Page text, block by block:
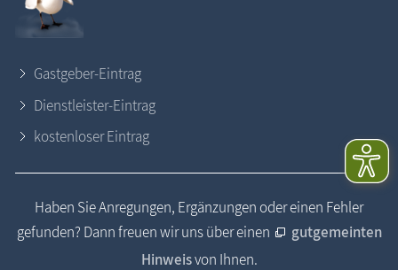
Gastgeber-Eintrag
Dienstleister-Eintrag
kostenloser Eintrag
Haben Sie Anregungen, Ergänzungen oder einen Fehler
gefunden? Dann freuen wir uns über einen
gutgemeinten
Hinweisvon Ihnen.